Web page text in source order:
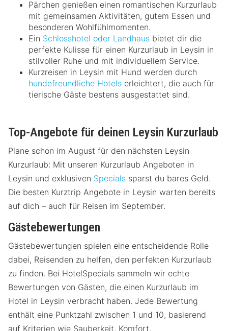
Pärchen genießen einen romantischen Kurzurlaub
mit gemeinsamen Aktivitäten, gutem Essen und
besonderen Wohlfühlmomenten.
Ein Schlosshotel oder Landhaus bietet dir die
perfekte Kulisse für einen Kurzurlaub in Leysin in
stilvoller Ruhe und mit individuellem Service.
Kurzreisen in Leysin mit Hund werden durch
hundefreundliche Hotels erleichtert, die auch für
tierische Gäste bestens ausgestattet sind.
Top-Angebote für deinen Leysin Kurzurlaub
Plane schon im August für den nächsten Leysin
Kurzurlaub: Mit unseren Kurzurlaub Angeboten in
Leysin und exklusiven Specials sparst du bares Geld.
Die besten Kurztrip Angebote in Leysin warten bereits
auf dich – auch für Reisen im September.
Gästebewertungen
Gästebewertungen spielen eine entscheidende Rolle
dabei, Reisenden zu helfen, den perfekten Kurzurlaub
zu finden. Bei HotelSpecials sammeln wir echte
Bewertungen von Gästen, die einen Kurzurlaub im
Hotel in Leysin verbracht haben. Jede Bewertung
enthält eine Punktzahl zwischen 1 und 10, basierend
auf Kriterien wie Sauberkeit, Komfort,